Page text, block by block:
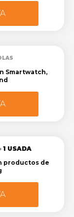
Smartwatch,
1 USADA
productos de